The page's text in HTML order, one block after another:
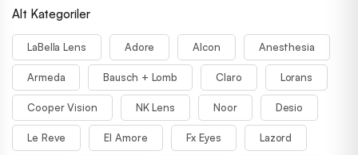
Alt Kategoriler
LaBella Lens Adore Alcon Anesthesia
Armeda Bausch + Lomb Claro Lorans
Cooper Vision NK Lens Noor Desio
Le Reve El Amore Fx Eyes Lazord